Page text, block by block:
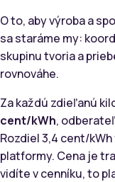
O to, aby výroba a
sa staráme my:
skupinu tvoria a
rovnováhe.
Za každú zdieľanú
cent/kWh,
Rozdiel 3,4 cent/
platformy. Cena je
vidíte v cenníku, to